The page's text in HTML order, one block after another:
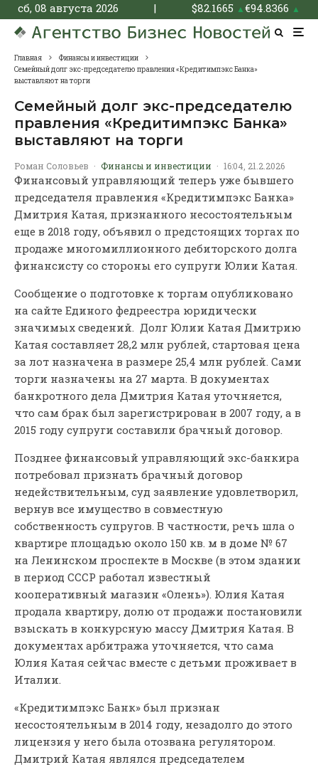
сб, 08 августа 2026 | $82.1665 ▲€94.8366 ▲
Главная
Финансы и инвестиции
Семейный долг экс-председателю правления «Кредитимпэкс Банка»
выставляют на торги
Семейный долг экс-председателю
правления «Кредитимпэкс Банка»
выставляют на торги
Роман Соловьев · Финансы и инвестиции · 16:04, 21.2.2026
Финансовый управляющий теперь уже бывшего
председателя правления «Кредитимпэкс Банка»
Дмитрия Катая, признанного несостоятельным
еще в 2018 году, объявил о предстоящих торгах по
продаже многомиллионного дебиторского долга
финансисту со стороны его супруги Юлии Катая.
Сообщение о подготовке к торгам опубликовано
на сайте Единого федреестра юридически
значимых сведений. Долг Юлии Катая Дмитрию
Катая составляет 28,2 млн рублей, стартовая цена
за лот назначена в размере 25,4 млн рублей. Сами
торги назначены на 27 марта. В документах
банкротного дела Дмитрия Катая уточняется,
что сам брак был зарегистрирован в 2007 году, а в
2015 году супруги составили брачный договор.
Позднее финансовый управляющий экс-банкира
потребовал признать брачный договор
недействительным, суд заявление удовлетворил,
вернув все имущество в совместную
собственность супругов. В частности, речь шла о
квартире площадью около 150 кв. м в доме № 67
на Ленинском проспекте в Москве (в этом здании
в период СССР работал известный
кооперативный магазин «Олень»). Юлия Катая
продала квартиру, долю от продажи постановили
взыскать в конкурсную массу Дмитрия Катая. В
документах арбитража уточняется, что сама
Юлия Катая сейчас вместе с детьми проживает в
Италии.
«Кредитимпэкс Банк» был признан
несостоятельным в 2014 году, незадолго до этого
лицензия у него была отозвана регулятором.
Дмитрий Катая являлся председателем